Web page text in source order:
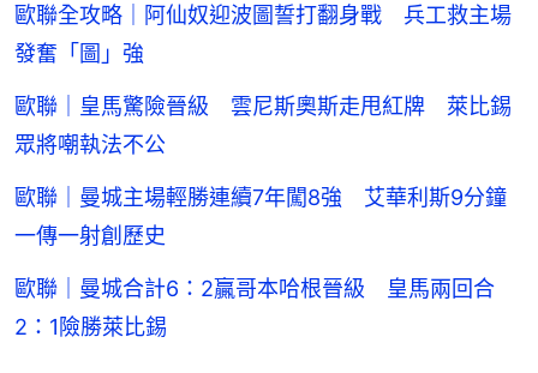
歐聯全攻略｜阿仙奴迎波圖誓打翻身戰 兵工救主場
發奮「圖」強
歐聯｜皇馬驚險晉級 雲尼斯奧斯走甩紅牌 萊比錫
眾將嘲執法不公
歐聯｜曼城主場輕勝連續7年闖8強 艾華利斯9分鐘
一傳一射創歷史
歐聯｜曼城合計6：2贏哥本哈根晉級 皇馬兩回合
2：1險勝萊比錫